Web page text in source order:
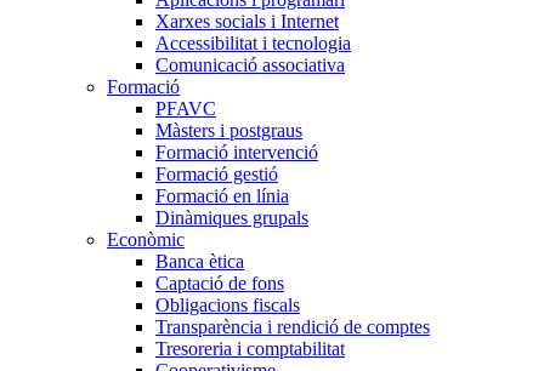
Xarxes socials i Internet
Accessibilitat i tecnologia
Comunicació associativa
Formació
PFAVC
Màsters i postgraus
Formació intervenció
Formació gestió
Formació en línia
Dinàmiques grupals
Econòmic
Banca ètica
Captació de fons
Obligacions fiscals
Transparència i rendició de comptes
Tresoreria i comptabilitat